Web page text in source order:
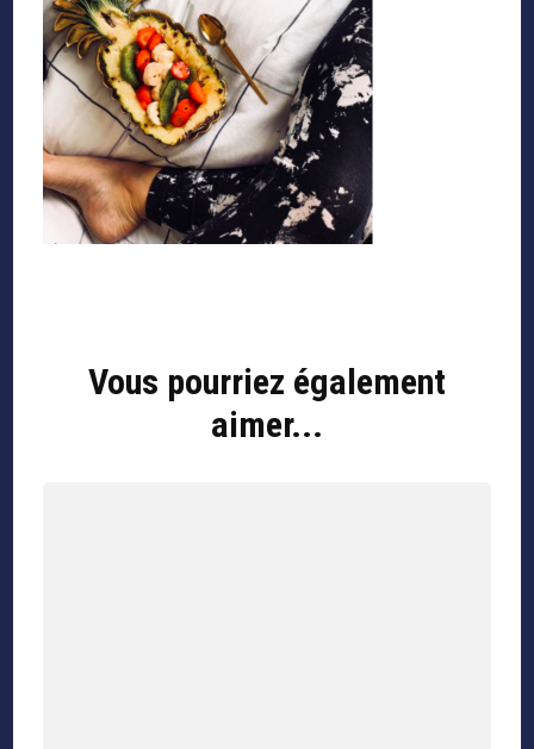
Vous pourriez également
aimer...